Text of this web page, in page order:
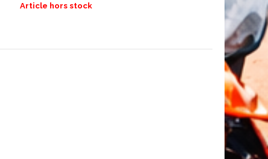
Article hors stock